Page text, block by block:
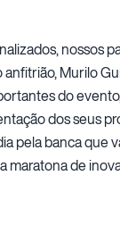
nossos
Murilo
do
dos seus
pela banca que
maratona de